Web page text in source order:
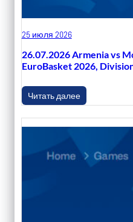
25 июля 2026
26.07.2026 Armenia vs
EuroBasket 2026,
Читать далее